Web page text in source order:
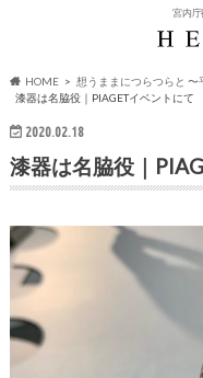
宮内
HOME
想うままにつらつらと 〜
漆器は名脇役｜PIAGETイベントにて
2020.02.18
漆器は名脇役｜